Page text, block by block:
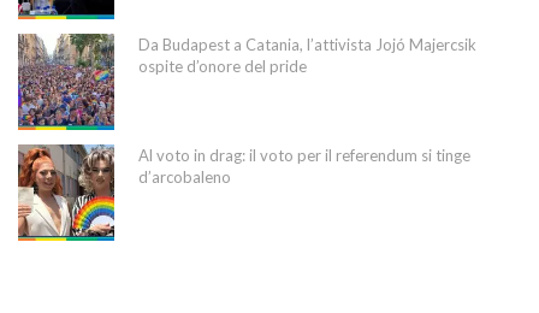
Da Budapest a Catania, l’attivista Jojó Majercsik
ospite d’onore del pride
Al voto in drag: il voto per il referendum si tinge
d’arcobaleno